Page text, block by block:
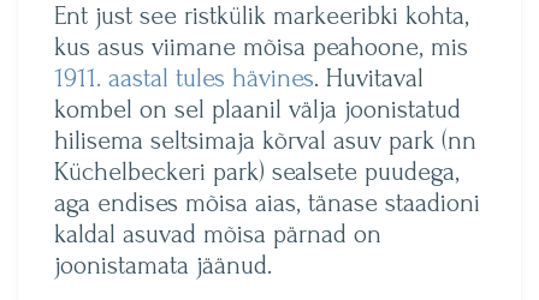
Ent just see ristkülik markeeribki kohta,
kus asus viimane mõisa peahoone, mis
1911. aastal tules hävines. Huvitaval
kombel on sel plaanil välja joonistatud
hilisema seltsimaja kõrval asuv park (nn
Küchelbeckeri park) sealsete puudega,
aga endises mõisa aias, tänase staadioni
kaldal asuvad mõisa pärnad on
joonistamata jäänud.